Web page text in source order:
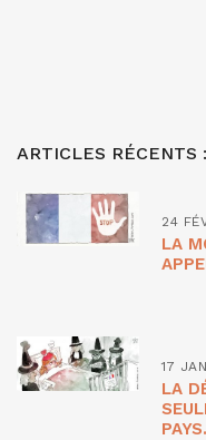
ARTICLES RÉCENTS :
24
LA
17
LA
PAYS.